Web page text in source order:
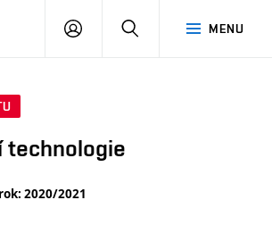
MENU
PŘIHLÁSIT
technologie
2020/2021